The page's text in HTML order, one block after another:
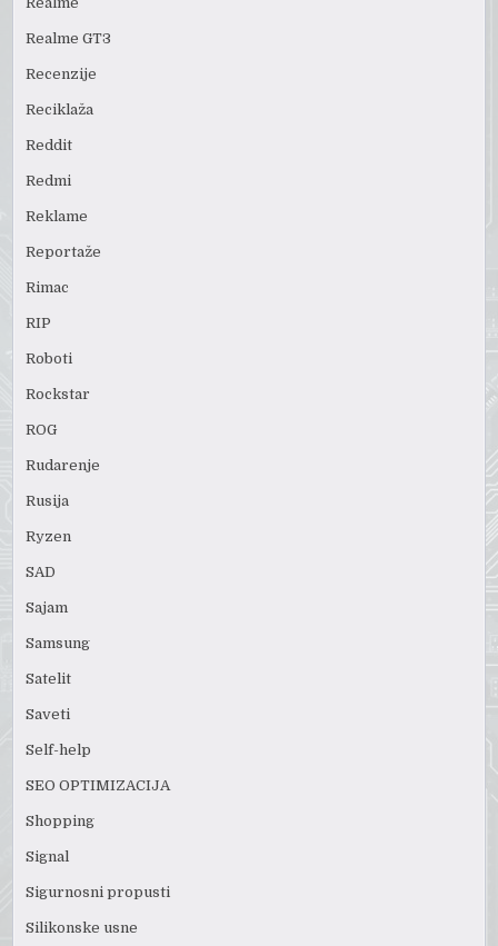
Realme GT3
Recenzije
Reciklaža
Reddit
Redmi
Reklame
Reportaže
Rimac
RIP
Roboti
Rockstar
ROG
Rudarenje
Rusija
Ryzen
SAD
Sajam
Samsung
Satelit
Saveti
Self-help
SEO OPTIMIZACIJA
Shopping
Signal
Sigurnosni propusti
Silikonske usne